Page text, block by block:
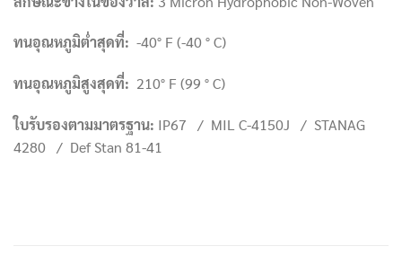
ทนอุณหภูมิต่ำสุดที่: -40° F (-40 ° C)
ทนอุณหภูมิสูงสุดที่: 210° F (99 ° C)
ใบรับรองตามมาตรฐาน: IP67 / MIL C-4150J / STANAG
4280 / Def Stan 81-41